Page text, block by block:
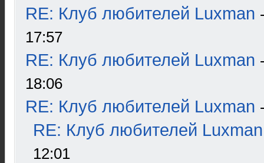
RE: Клуб любителей Luxman
17:57
RE: Клуб любителей Luxman
18:06
RE: Клуб любителей Luxman
RE: Клуб любителей Luxman
12:01